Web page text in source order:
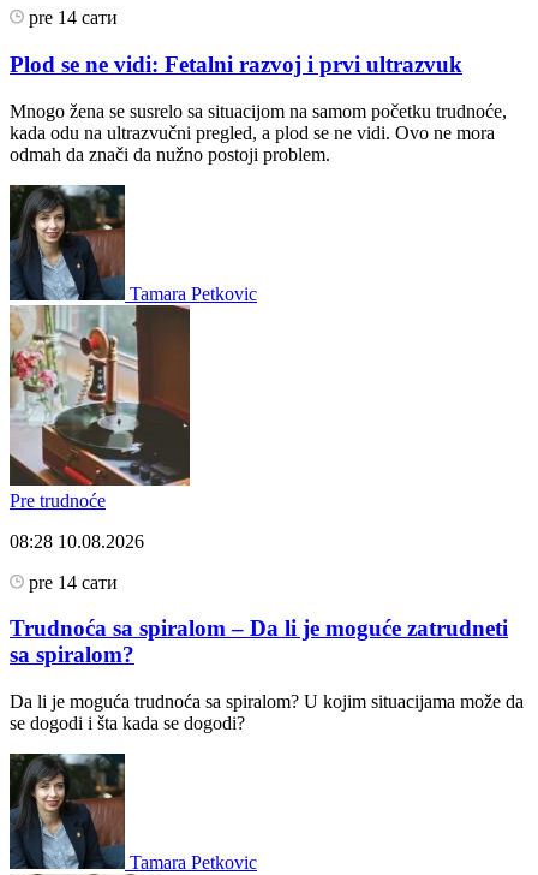
pre 14 сати
Plod se ne vidi: Fetalni razvoj i prvi ultrazvuk
Mnogo žena se susrelo sa situacijom na samom početku trudnoće,
kada odu na ultrazvučni pregled, a plod se ne vidi. Ovo ne mora
odmah da znači da nužno postoji problem.
Tamara Petkovic
Pre trudnoće
08:28 10.08.2026
pre 14 сати
Trudnoća sa spiralom – Da li je moguće zatrudneti
sa spiralom?
Da li je moguća trudnoća sa spiralom? U kojim situacijama može da
se dogodi i šta kada se dogodi?
Tamara Petkovic